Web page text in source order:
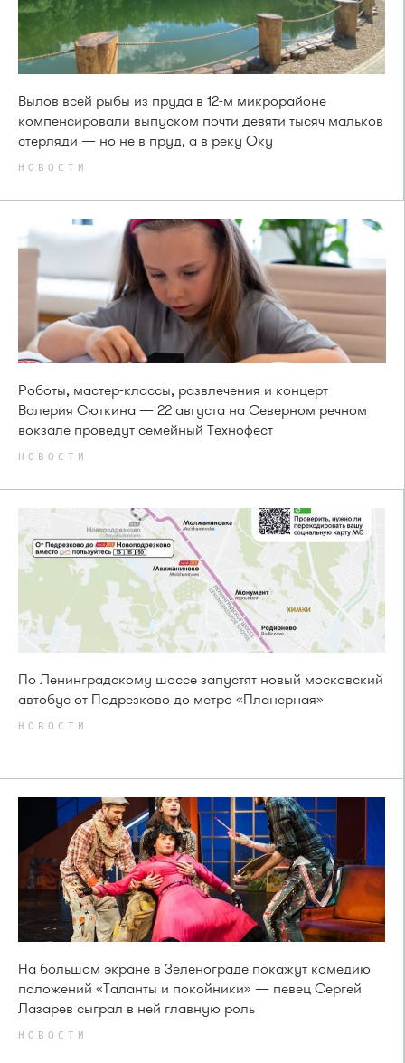
Вылов всей рыбы из пруда в 12-м микрорайоне
компенсировали выпуском почти девяти тысяч мальков
стерляди — но не в пруд, а в реку Оку
НОВОСТИ
Роботы, мастер-классы, развлечения и концерт
Валерия Сюткина — 22 августа на Северном речном
вокзале проведут семейный Технофест
НОВОСТИ
По Ленинградскому шоссе запустят новый московский
автобус от Подрезково до метро «Планерная»
НОВОСТИ
На большом экране в Зеленограде покажут комедию
положений «Таланты и покойники» — певец Сергей
Лазарев сыграл в ней главную роль
НОВОСТИ